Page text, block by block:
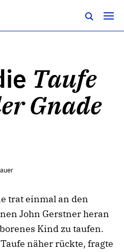
Taufe
Gnade
trat einmal an den
John Gerstner heran
Kind zu taufen.
näher rückte, fragte